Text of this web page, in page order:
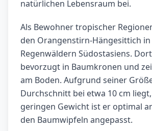
natürlichen Lebensraum bei.
Als Bewohner tropischer
den Orangenstirn-Hängesittich in
Regenwäldern Südostasiens.
bevorzugt in Baumkronen und
am Boden. Aufgrund seiner
Durchschnitt bei etwa 10 cm
geringen Gewicht ist er optimal
den Baumwipfeln angepasst.